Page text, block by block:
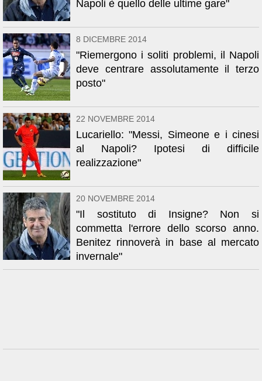
Napoli è quello delle ultime gare"
8 DICEMBRE 2014
"Riemergono i soliti problemi, il Napoli
deve centrare assolutamente il terzo
posto"
22 NOVEMBRE 2014
Lucariello: "Messi, Simeone e i cinesi
al Napoli? Ipotesi di difficile
realizzazione"
20 NOVEMBRE 2014
"Il sostituto di Insigne? Non si
commetta l'errore dello scorso anno.
Benitez rinnoverà in base al mercato
invernale"